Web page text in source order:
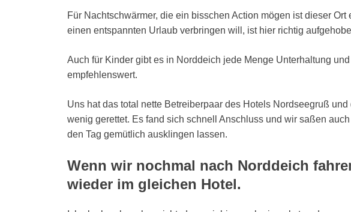
Für Nachtschwärmer, die ein bisschen Action mögen ist dieser Ort
einen entspannten Urlaub verbringen will, ist hier richtig
Auch für Kinder gibt es in Norddeich jede Menge Unterhaltung
empfehlenswert.
Uns hat das total nette Betreiberpaar des Hotels Nordseegruß
wenig gerettet. Es fand sich schnell Anschluss und wir saßen
den Tag gemütlich ausklingen lassen.
Wenn wir nochmal nach Norddeich
wieder im gleichen Hotel.